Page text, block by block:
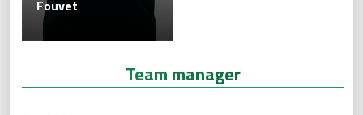
Fouvet
Team manager